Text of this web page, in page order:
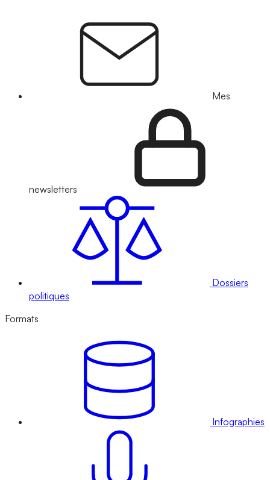
Mes
newsletters
Dossiers
politiques
Formats
Infographies